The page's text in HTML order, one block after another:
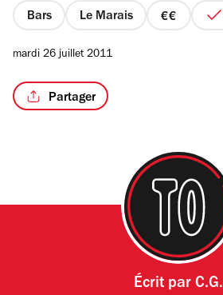
étoiles
Bars Le Marais
prix
mardi 26 juillet 2011
Partager
Écrit par C.G.